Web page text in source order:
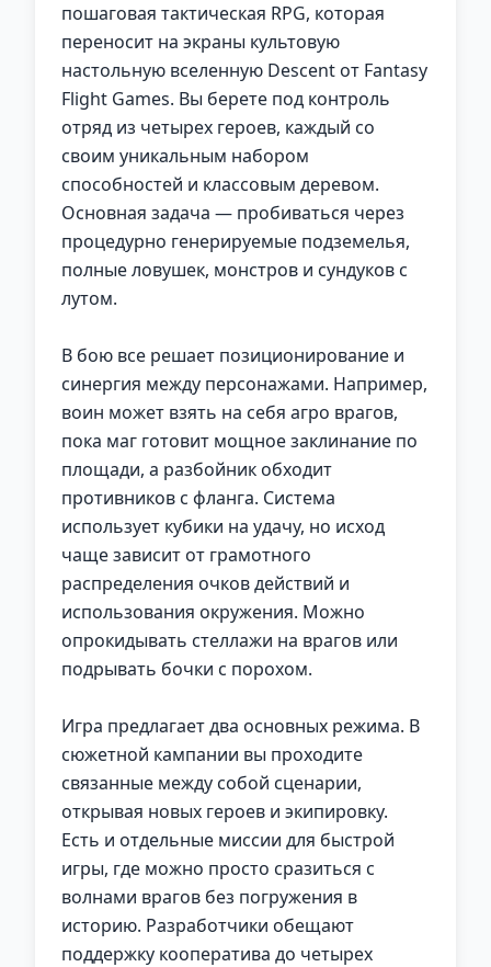
пошаговая тактическая RPG, которая
переносит на экраны культовую
настольную вселенную Descent от Fantasy
Flight Games. Вы берете под контроль
отряд из четырех героев, каждый со
своим уникальным набором
способностей и классовым деревом.
Основная задача — пробиваться через
процедурно генерируемые подземелья,
полные ловушек, монстров и сундуков с
лутом.
В бою все решает позиционирование и
синергия между персонажами. Например,
воин может взять на себя агро врагов,
пока маг готовит мощное заклинание по
площади, а разбойник обходит
противников с фланга. Система
использует кубики на удачу, но исход
чаще зависит от грамотного
распределения очков действий и
использования окружения. Можно
опрокидывать стеллажи на врагов или
подрывать бочки с порохом.
Игра предлагает два основных режима. В
сюжетной кампании вы проходите
связанные между собой сценарии,
открывая новых героев и экипировку.
Есть и отдельные миссии для быстрой
игры, где можно просто сразиться с
волнами врагов без погружения в
историю. Разработчики обещают
поддержку кооператива до четырех